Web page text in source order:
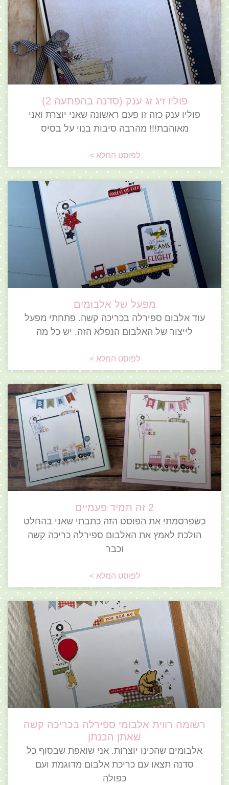
פוליו זיג זג ענק (סדנה בהפתעה 2)
פוליו ענק כזה זו פעם ראשונה שאני יוצרת ואני
מאוהבת!!! מהרבה סיבות בנוי על בסיס
לפוסט המלא >
מפעל של אלבומים
עוד אלבום ספירלה בכריכה קשה. פתחתי מפעל
לייצור של האלבום הנפלא הזה. יש כל מה
לפוסט המלא >
2 זה תמיד פעמיים
כשפרסמתי את הפוסט הזה כתבתי שאני בהחלט
הולכת לאמץ את האלבום ספירלה כריכה קשה
וכבר
לפוסט המלא >
רשומה רווית אלבומי ספירלה בכריכה קשה
שאתן הכנתן
אלבומים שהכינו יוצרות. אני שואפת שבסוף כל
סדנה תצאו עם כריכת אלבום מדוגמת ועם
כפולה